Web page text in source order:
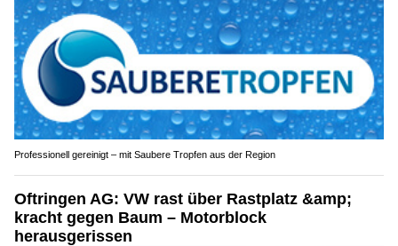
Professionell gereinigt – mit Saubere Tropfen aus der Region
Oftringen AG: VW rast über Rastplatz &amp;
kracht gegen Baum – Motorblock
herausgerissen